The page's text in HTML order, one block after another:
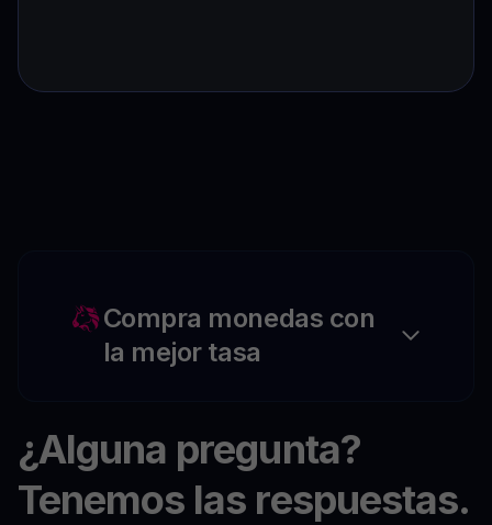
Compra monedas con
la mejor tasa
¿Alguna pregunta?
Tenemos las respuestas.